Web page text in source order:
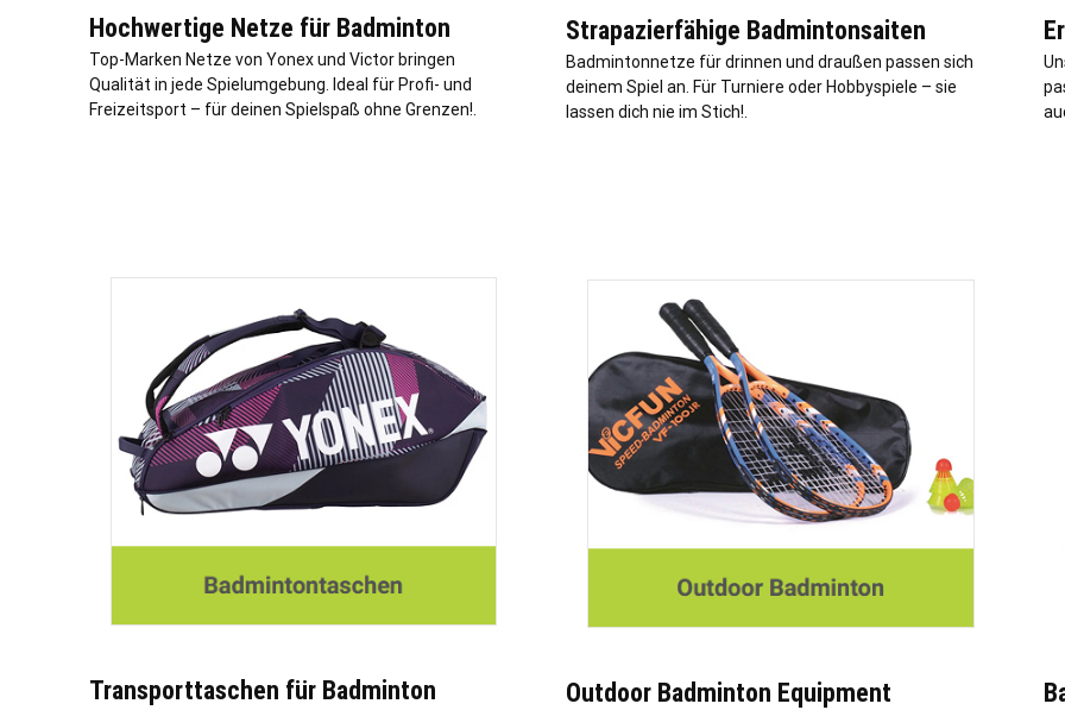
Hochwertige Netze für Badminton
Top-Marken Netze von Yonex und Victor bringen
Qualität in jede Spielumgebung. Ideal für Profi- und
Freizeitsport – für deinen Spielspaß ohne Grenzen!.
Strapazierfähige Badmintonsaiten
Badmintonnetze für drinnen und draußen passen sich
deinem Spiel an. Für Turniere oder Hobbyspiele – sie
lassen dich nie im Stich!.
Transporttaschen für Badminton Outdoor Badminton Equipment